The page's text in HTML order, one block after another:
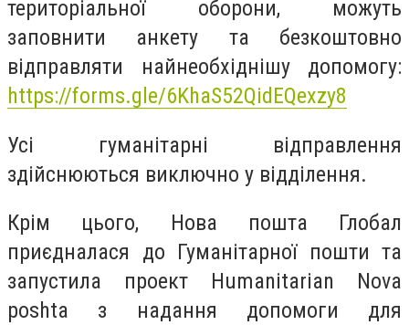
територіальної оборони, можуть
заповнити анкету та безкоштовно
відправляти найнеобхіднішу допомогу:
https://forms.gle/6KhaS52QidEQexzy8
Усі гуманітарні відправлення
здійснюються виключно у відділення.
Крім цього, Нова пошта Глобал
приєдналася до Гуманітарної пошти та
запустила проект Humanitarian Nova
рoshta з надання допомоги для